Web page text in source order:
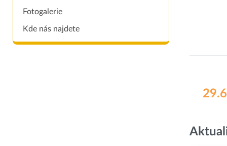
Fotogalerie
Kde nás najdete